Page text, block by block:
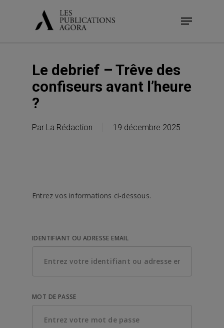
Menu
Le debrief – Trêve des
confiseurs avant l’heure
?
Par La Rédaction 19 décembre 2025
Entrez vos informations ci-dessous.
IDENTIFIANT OU ADRESSE EMAIL
MOT DE PASSE